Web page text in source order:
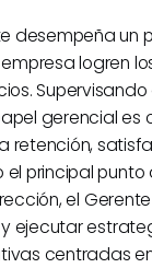
desempeña un
logren
gerencial es
retención,
principal
el
ejecutar
centradas